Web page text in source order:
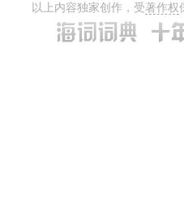
以上内容独家创作，受著作权